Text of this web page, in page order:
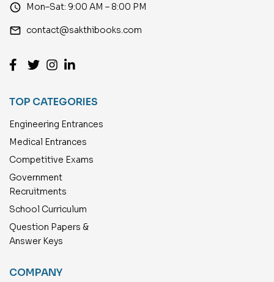
access_time Mon–Sat: 9:00 AM – 8:00 PM
email contact@sakthibooks.com
TOP CATEGORIES
Engineering Entrances
Medical Entrances
Competitive Exams
Government
Recruitments
School Curriculum
Question Papers &
Answer Keys
COMPANY